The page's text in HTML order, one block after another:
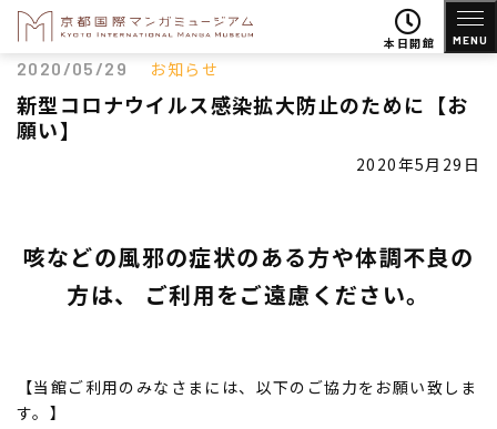
本日開館 MENU
2020/05/29 お知らせ
新型コロナウイルス感染拡大防止のために【お
願い】
2020年5月29日
咳などの風邪の症状のある方や体調不良の
方は、 ご利用をご遠慮ください。
【当館ご利用のみなさまには、以下のご協力をお願い致しま
す。】